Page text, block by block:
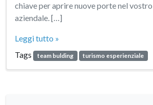
chiave per aprire nuove porte nel
aziendale. […]
Leggi tutto »
Tags
team bulding turismo esperienziale